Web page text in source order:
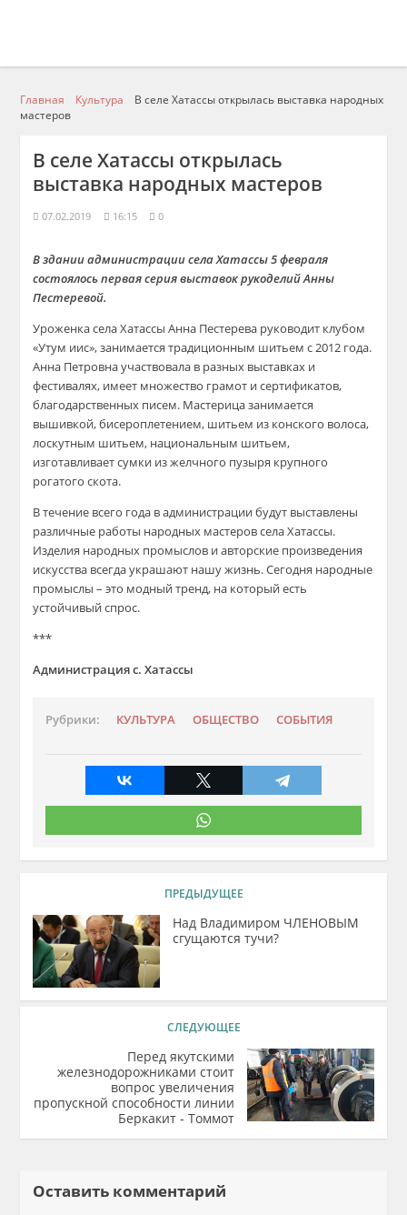
Главная Культура
В селе Хатассы открылась выставка народных
мастеров
В селе Хатассы открылась
выставка народных мастеров
07.02.2019 16:15 0
В здании администрации села Хатассы 5 февраля
состоялось первая серия выставок рукоделий Анны
Пестеревой.
Уроженка села Хатассы Анна Пестерева руководит клубом
«Утум иис», занимается традиционным шитьем с 2012 года.
Анна Петровна участвовала в разных выставках и
фестивалях, имеет множество грамот и сертификатов,
благодарственных писем. Мастерица занимается
вышивкой, бисероплетением, шитьем из конского волоса,
лоскутным шитьем, национальным шитьем,
изготавливает сумки из желчного пузыря крупного
рогатого скота.
В течение всего года в администрации будут выставлены
различные работы народных мастеров села Хатассы.
Изделия народных промыслов и авторские произведения
искусства всегда украшают нашу жизнь. Сегодня народные
промыслы – это модный тренд, на который есть
устойчивый спрос.
***
Администрация с. Хатассы
Рубрики: КУЛЬТУРА ОБЩЕСТВО СОБЫТИЯ
ПРЕДЫДУЩЕЕ
Над Владимиром ЧЛЕНОВЫМ
сгущаются тучи?
СЛЕДУЮЩЕЕ
Перед якутскими
железнодорожниками стоит
вопрос увеличения
пропускной способности линии
Беркакит - Томмот
Оставить комментарий